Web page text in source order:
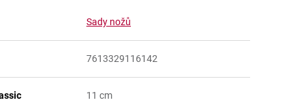
Sady nožů
7613329116142
11 cm